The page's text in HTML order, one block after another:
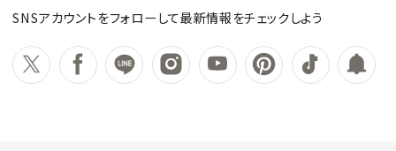
SNSアカウントをフォローして最新情報をチェックしよう